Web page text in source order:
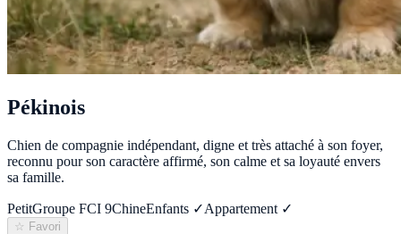
Pékinois
Chien de compagnie indépendant, digne et très attaché à son foyer,
reconnu pour son caractère affirmé, son calme et sa loyauté envers
sa famille.
PetitGroupe FCI 9ChineEnfants ✓Appartement ✓
☆ Favori